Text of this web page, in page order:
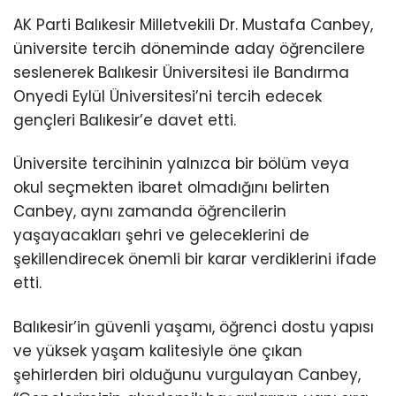
AK Parti Balıkesir Milletvekili Dr. Mustafa Canbey,
üniversite tercih döneminde aday öğrencilere
seslenerek Balıkesir Üniversitesi ile Bandırma
Onyedi Eylül Üniversitesi’ni tercih edecek
gençleri Balıkesir’e davet etti.
Üniversite tercihinin yalnızca bir bölüm veya
okul seçmekten ibaret olmadığını belirten
Canbey, aynı zamanda öğrencilerin
yaşayacakları şehri ve geleceklerini de
şekillendirecek önemli bir karar verdiklerini ifade
etti.
Balıkesir’in güvenli yaşamı, öğrenci dostu yapısı
ve yüksek yaşam kalitesiyle öne çıkan
şehirlerden biri olduğunu vurgulayan Canbey,